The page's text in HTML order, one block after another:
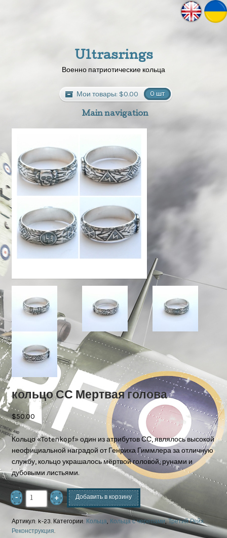
Ultrasrings
Военно патриотические кольца
Мои товары: $0.00 0 шт
Main navigation
кольцо СС Мертвая голова
$50.00
Кольцо «Totenkopf» один из атрибутов СС, являлось высокой
неофициальной наградой от Генриха Гиммлера за отличную
службу, кольцо украшалось мёртвой головой, рунами и
дубовыми листьями.
Добавить в корзину
Артикул: k-23. Категории: Кольца, Кольца с черепами,Третий Рейх.
Реконструкция.